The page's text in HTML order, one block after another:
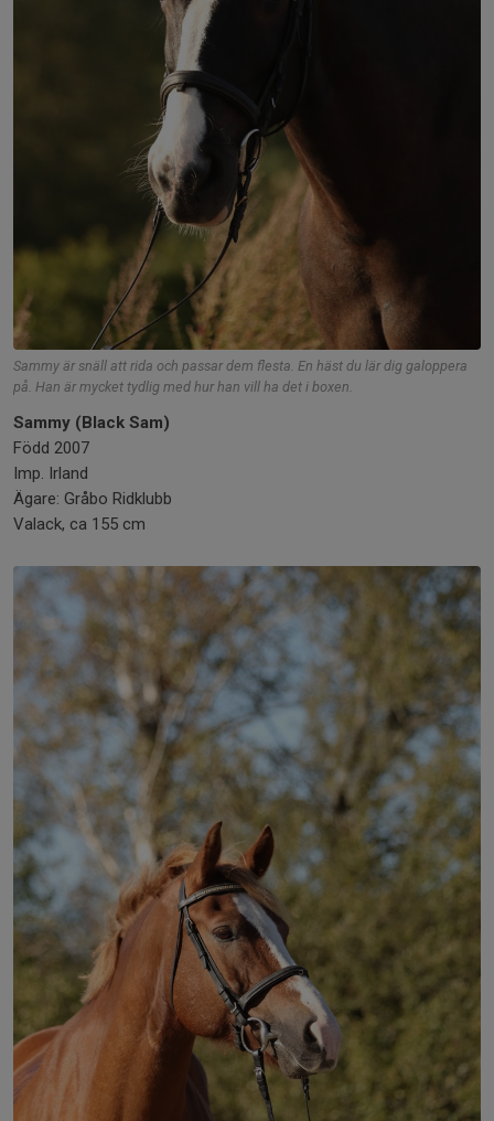
Sammy är snäll att rida och passar dem flesta. En häst du lär dig galoppera
på. Han är mycket tydlig med hur han vill ha det i boxen.
Sammy (Black Sam)
Född 2007
Imp. Irland
Ägare: Gråbo Ridklubb
Valack, ca 155 cm